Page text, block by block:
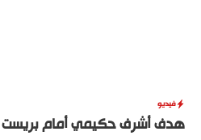
فيديو
هدف أشرف حكيمي أمام بريست